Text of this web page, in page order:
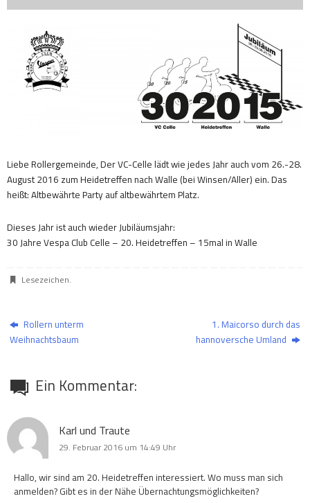
Liebe Rollergemeinde, Der VC-Celle lädt wie jedes Jahr auch vom 26.-28.
August 2016 zum Heidetreffen nach Walle (bei Winsen/Aller) ein. Das
heißt: Altbewährte Party auf altbewährtem Platz.
Dieses Jahr ist auch wieder Jubiläumsjahr:
30 Jahre Vespa Club Celle – 20. Heidetreffen – 15mal in Walle
Lesezeichen.
Rollern unterm
Weihnachtsbaum
1. Maicorso durch das
hannoversche Umland
Ein Kommentar:
Karl und Traute
29. Februar 2016 um 14:49 Uhr
Hallo, wir sind am 20. Heidetreffen interessiert. Wo muss man sich
anmelden? Gibt es in der Nähe Übernachtungsmöglichkeiten?